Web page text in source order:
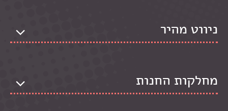
ניווט מהיר
מחלקות החנות